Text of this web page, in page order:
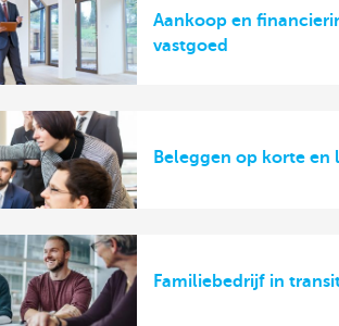
Aankoop en
vastgoed
Beleggen op korte en
Familiebedrijf in